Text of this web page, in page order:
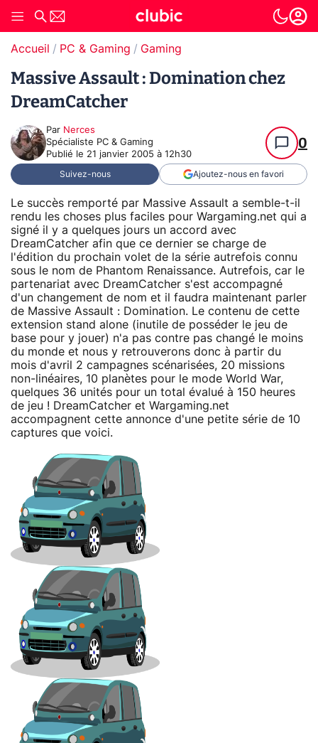
Accueil PC & Gaming Gaming
Massive Assault : Domination chez
DreamCatcher
Par Nerces
Spécialiste PC & Gaming
Publié le 21 janvier 2005 à 12h30
0
Suivez-nous Ajoutez-nous en favori
Le succès remporté par Massive Assault a semble-t-il
rendu les choses plus faciles pour Wargaming.net qui a
signé il y a quelques jours un accord avec
DreamCatcher afin que ce dernier se charge de
l'édition du prochain volet de la série autrefois connu
sous le nom de Phantom Renaissance. Autrefois, car le
partenariat avec DreamCatcher s'est accompagné
d'un changement de nom et il faudra maintenant parler
de Massive Assault : Domination. Le contenu de cette
extension stand alone (inutile de posséder le jeu de
base pour y jouer) n'a pas contre pas changé le moins
du monde et nous y retrouverons donc à partir du
mois d'avril 2 campagnes scénarisées, 20 missions
non-linéaires, 10 planètes pour le mode World War,
quelques 36 unités pour un total évalué à 150 heures
de jeu ! DreamCatcher et Wargaming.net
accompagnent cette annonce d'une petite série de 10
captures que voici.